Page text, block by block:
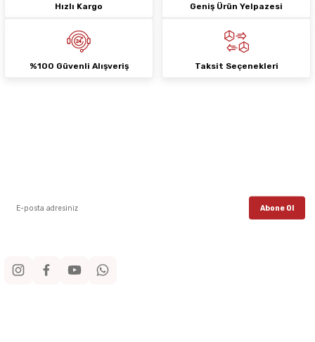
Hızlı Kargo Geniş Ürün Yelpazesi
%100 Güvenli Alışveriş Taksit Seçenekleri
Abone Ol